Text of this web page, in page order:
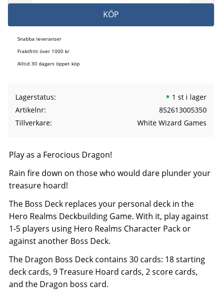
KÖP
Snabba leveranser
Fraktfritt över 1000 kr
Alltid 30 dagars öppet köp
Lagerstatus
1 st i lager
Artikelnr
852613005350
Tillverkare
White Wizard Games
Play as a Ferocious Dragon!
Rain fire down on those who would dare plunder your
treasure hoard!
The Boss Deck replaces your personal deck in the
Hero Realms Deckbuilding Game. With it, play against
1-5 players using Hero Realms Character Pack or
against another Boss Deck.
The Dragon Boss Deck contains 30 cards: 18 starting
deck cards, 9 Treasure Hoard cards, 2 score cards,
and the Dragon boss card.